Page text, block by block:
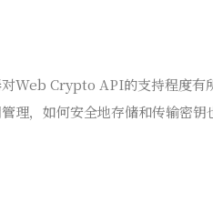
对Web Crypto API的支持程度有
理，如何安全地存储和传输密钥